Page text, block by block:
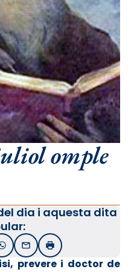
omple
dia i aquesta dita
WhatsApp
EmailImprimir
prevere i doctor de